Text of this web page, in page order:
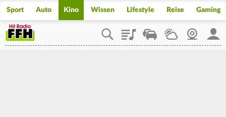
Sport Auto Kino Wissen Lifestyle Reise Gaming
PlaylistStaupilotWetterWebcam